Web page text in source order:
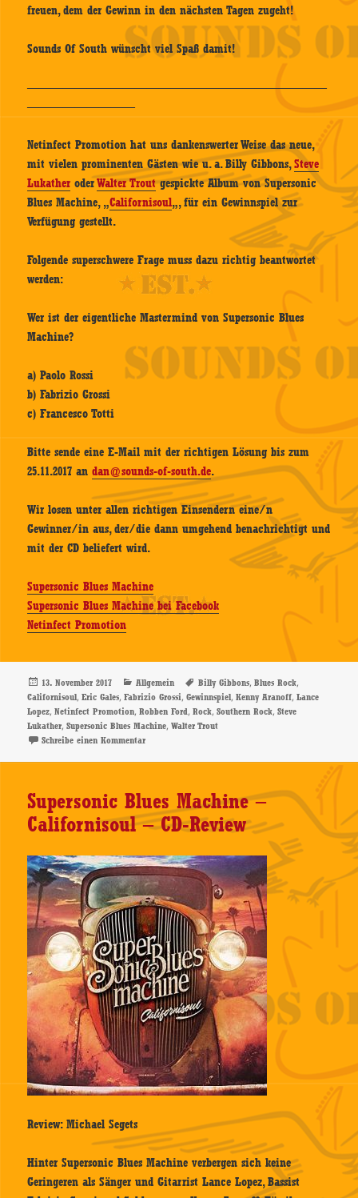
freuen, dem der Gewinn in den nächsten Tagen zugeht!
Sounds Of South wünscht viel Spaß damit!
—————————————————————————
—————————
Netinfect Promotion hat uns dankenswerter Weise das neue,
mit vielen prominenten Gästen wie u. a. Billy Gibbons,Steve
Lukather oderWalter Troutgespickte Album von Supersonic
Blues Machine, „Californisoul„, für ein Gewinnspiel zur
Verfügung gestellt.
Folgende superschwere Frage muss dazu richtig beantwortet
werden:
Wer ist der eigentliche Mastermind von Supersonic Blues
Machine?
a) Paolo Rossi
b) Fabrizio Grossi
c) Francesco Totti
Bitte sende eine E-Mail mit der richtigen Lösung bis zum
25.11.2017 andan@sounds-of-south.de.
Wir losen unter allen richtigen Einsendern eine/n
Gewinner/in aus, der/die dann umgehend benachrichtigt und
mit der CD beliefert wird.
Supersonic Blues Machine
Supersonic Blues Machine bei Facebook
Netinfect Promotion
Veröffentlicht
am
13. November 2017 Kategorien
Allgemein Schlagwörter
Billy Gibbons,Blues Rock,
Californisoul,Eric Gales,Fabrizio Grossi,Gewinnspiel,Kenny Aranoff,Lance
Lopez,Netinfect Promotion,Robben Ford,Rock,Southern Rock,Steve
Lukather,Supersonic Blues Machine,Walter Trout
Schreibe einen Kommentarzu Supersonic Blues Machine – CD-Gewinnspiel
Supersonic Blues Machine –
Californisoul – CD-Review
Review: Michael Segets
Hinter Supersonic Blues Machine verbergen sich keine
Geringeren als Sänger und Gitarrist Lance Lopez, Bassist